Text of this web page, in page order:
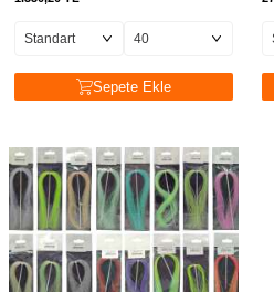
Sepete Ekle